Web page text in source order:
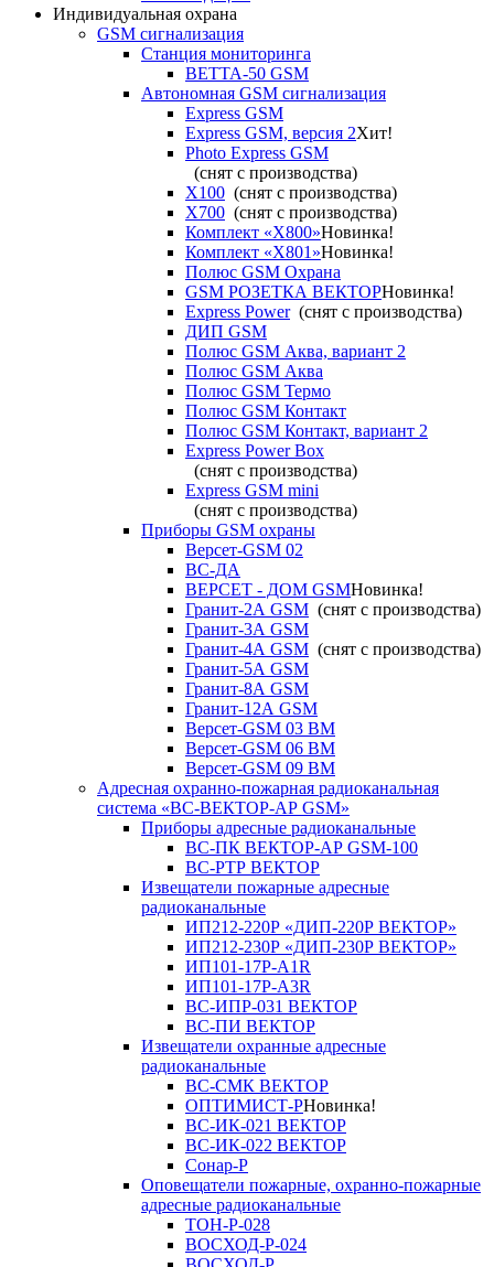
Индивидуальная охрана
GSM сигнализация
Станция мониторинга
ВЕТТА-50 GSM
Автономная GSM сигнализация
Express GSM
Express GSM, версия 2Хит!
Photo Express GSM
(снят с производства)
X100 (снят с производства)
X700 (снят с производства)
Комплект «X800»Новинка!
Комплект «X801»Новинка!
Полюс GSM Охрана
GSM РОЗЕТКА ВЕКТОРНовинка!
Express Power(снят с производства)
ДИП GSM
Полюс GSM Аква, вариант 2
Полюс GSM Аква
Полюс GSM Термо
Полюс GSM Контакт
Полюс GSM Контакт, вариант 2
Express Power Box
(снят с производства)
Express GSM mini
(снят с производства)
Приборы GSM охраны
Версет-GSM 02
ВС-ДА
ВЕРСЕТ - ДОМ GSMНовинка!
Гранит-2А GSM (снят с производства)
Гранит-3А GSM
Гранит-4А GSM (снят с производства)
Гранит-5А GSM
Гранит-8А GSM
Гранит-12А GSM
Версет-GSM 03 ВМ
Версет-GSM 06 ВМ
Версет-GSM 09 ВМ
Адресная охранно-пожарная радиоканальная
система «ВС-ВЕКТОР-АР GSM»
Приборы адресные радиоканальные
ВС-ПК ВЕКТОР-АР GSM-100
ВС-РТР ВЕКТОР
Извещатели пожарные адресные
радиоканальные
ИП212-220Р «ДИП-220Р ВЕКТОР»
ИП212-230Р «ДИП-230Р ВЕКТОР»
ИП101-17Р-A1R
ИП101-17Р-A3R
ВС-ИПР-031 ВЕКТОР
ВС-ПИ ВЕКТОР
Извещатели охранные адресные
радиоканальные
ВС-СМК ВЕКТОР
ОПТИМИСТ-РНовинка!
ВС-ИК-021 ВЕКТОР
ВС-ИК-022 ВЕКТОР
Сонар-Р
Оповещатели пожарные, охранно-пожарные
адресные радиоканальные
ТОН-Р-028
ВОСХОД-Р-024